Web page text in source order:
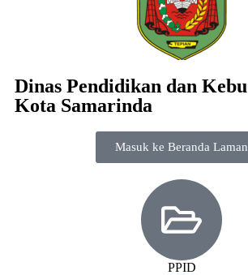
Dinas Pendidikan dan
Kota Samarinda
Masuk ke Beranda Laman
PPID